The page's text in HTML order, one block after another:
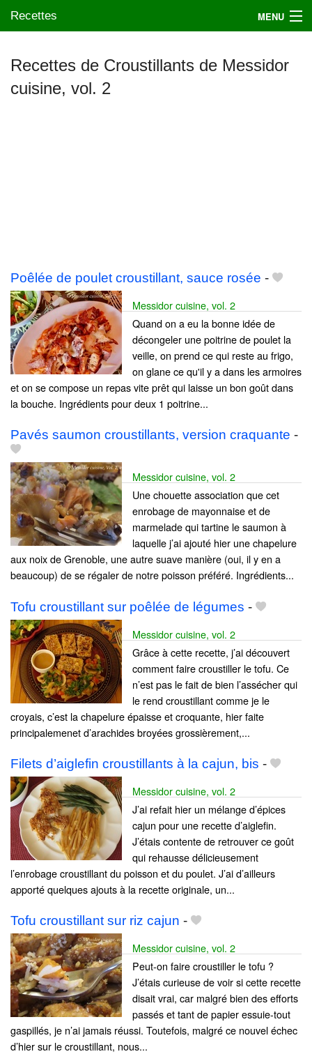
Recettes MENU
Mes blogs préférés
Recettes de Croustillants de Messidor
cuisine, vol. 2
Poêlée de poulet croustillant, sauce rosée -
Messidor cuisine, vol. 2
Quand on a eu la bonne idée de
décongeler une poitrine de poulet la
veille, on prend ce qui reste au frigo,
on glane ce qu'il y a dans les armoires
et on se compose un repas vite prêt qui laisse un bon goût dans
la bouche. Ingrédients pour deux 1 poitrine...
Pavés saumon croustillants, version craquante -
Messidor cuisine, vol. 2
Une chouette association que cet
enrobage de mayonnaise et de
marmelade qui tartine le saumon à
laquelle j’ai ajouté hier une chapelure
aux noix de Grenoble, une autre suave manière (oui, il y en a
beaucoup) de se régaler de notre poisson préféré. Ingrédients...
Tofu croustillant sur poêlée de légumes -
Messidor cuisine, vol. 2
Grâce à cette recette, j’ai découvert
comment faire croustiller le tofu. Ce
n’est pas le fait de bien l’assécher qui
le rend croustillant comme je le
croyais, c’est la chapelure épaisse et croquante, hier faite
principalemenet d’arachides broyées grossièrement,...
Filets d’aiglefin croustillants à la cajun, bis -
Messidor cuisine, vol. 2
J’ai refait hier un mélange d’épices
cajun pour une recette d’aiglefin.
J’étais contente de retrouver ce goût
qui rehausse délicieusement
l’enrobage croustillant du poisson et du poulet. J’ai d’ailleurs
apporté quelques ajouts à la recette originale, un...
Tofu croustillant sur riz cajun -
Messidor cuisine, vol. 2
Peut-on faire croustiller le tofu ?
J’étais curieuse de voir si cette recette
disait vrai, car malgré bien des efforts
passés et tant de papier essuie-tout
gaspillés, je n’ai jamais réussi. Toutefois, malgré ce nouvel échec
d’hier sur le croustillant, nous...